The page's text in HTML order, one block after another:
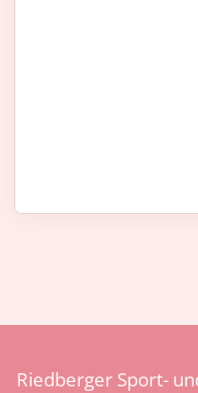
Riedberger Sport-